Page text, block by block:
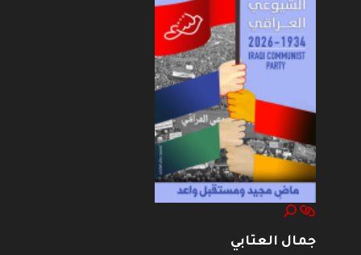
جمال العتابي